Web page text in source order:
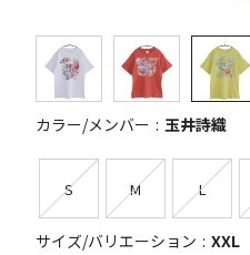
カラー/メンバー 玉井詩織
S M L
サイズ/バリエーション XXL